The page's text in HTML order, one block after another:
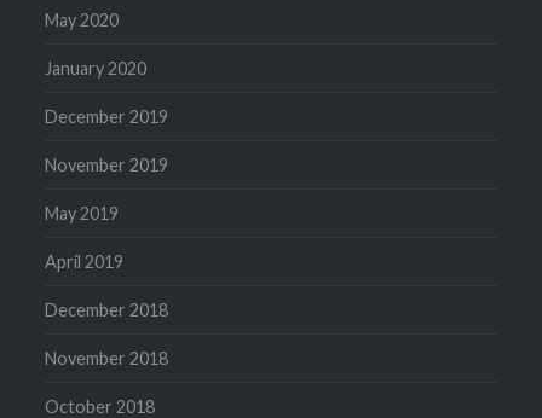
May 2020
January 2020
December 2019
November 2019
May 2019
April 2019
December 2018
November 2018
October 2018